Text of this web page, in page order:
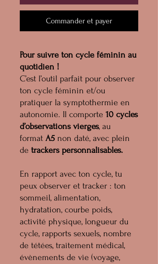
Commander et payer
Pour suivre ton cycle féminin au
quotidien !
C’est l’outil parfait pour observer
ton cycle féminin et/ou
pratiquer la symptothermie en
autonomie. Il comporte 10 cycles
d’observations vierges, au
format A5 non daté, avec plein
de trackers personnalisables.
En rapport avec ton cycle, tu
peux observer et tracker : ton
sommeil, alimentation,
hydratation, courbe poids,
activité physique, longueur du
cycle, rapports sexuels, nombre
de tétées, traitement médical,
évènements de vie (voyage,